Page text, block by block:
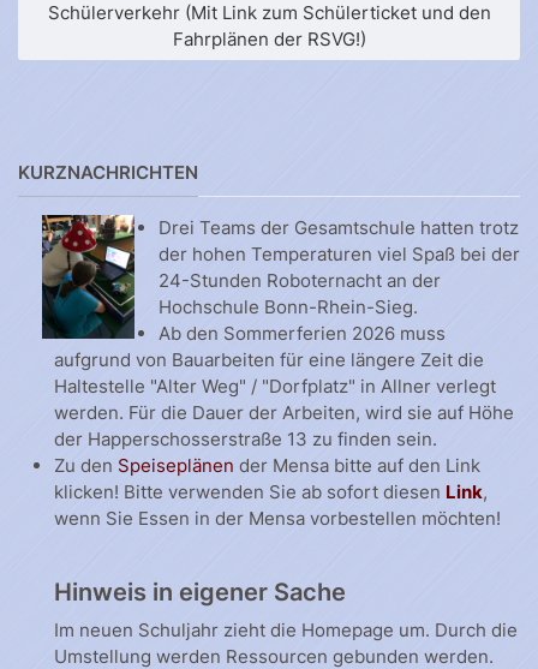
Schülerverkehr (Mit Link zum Schülerticket und den
Fahrplänen der RSVG!)
KURZNACHRICHTEN
Drei Teams der Gesamtschule hatten trotz
der hohen Temperaturen viel Spaß bei der
24-Stunden Roboternacht an der
Hochschule Bonn-Rhein-Sieg.
Ab den Sommerferien 2026 muss
aufgrund von Bauarbeiten für eine längere Zeit die
Haltestelle "Alter Weg" / "Dorfplatz" in Allner verlegt
werden. Für die Dauer der Arbeiten, wird sie auf Höhe
der Happerschosserstraße 13 zu finden sein.
Zu den Speiseplänen der Mensa bitte auf den Link
klicken! Bitte verwenden Sie ab sofort diesen Link,
wenn Sie Essen in der Mensa vorbestellen möchten!
Hinweis in eigener Sache
Im neuen Schuljahr zieht die Homepage um. Durch die
Umstellung werden Ressourcen gebunden werden.